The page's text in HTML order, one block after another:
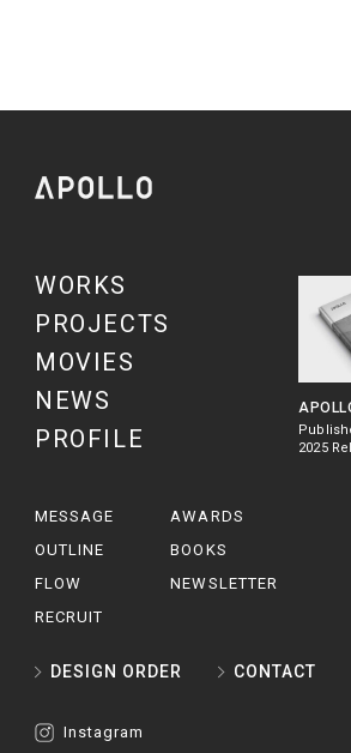
WORKS
PROJECTS
MOVIES
NEWS
PROFILE
2025
MESSAGE
AWARDS
OUTLINE
BOOKS
FLOW
NEWSLETTER
RECRUIT
DESIGN ORDER CONTACT
Instagram